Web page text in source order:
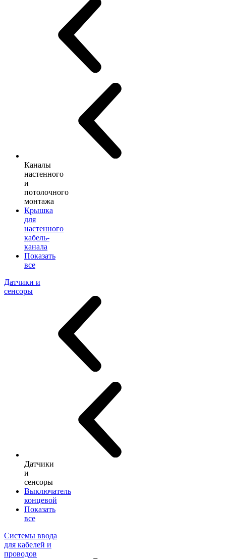
Каналы
настенного
и
потолочного
монтажа
Крышка
для
настенного
кабель-
канала
Показать
все
Датчики и
сенсоры
Датчики
и
сенсоры
Выключатель
концевой
Показать
все
Системы ввода
для кабелей и
проводов